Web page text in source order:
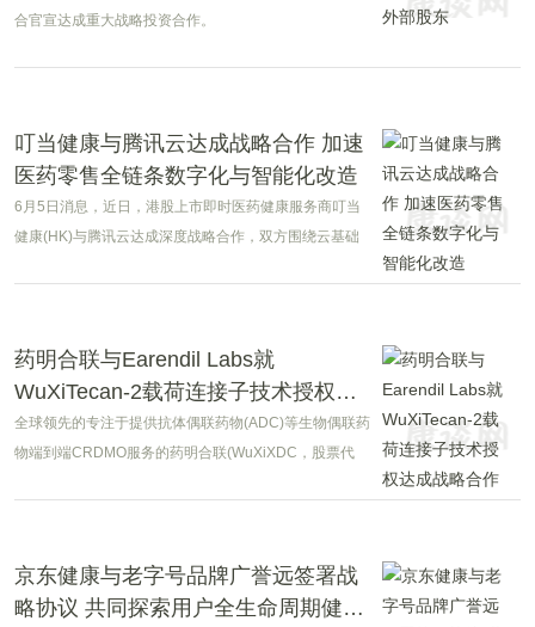
合官宣达成重大战略投资合作。
叮当健康与腾讯云达成战略合作 加速
医药零售全链条数字化与智能化改造
6月5日消息，近日，港股上市即时医药健康服务商叮当
健康(HK)与腾讯云达成深度战略合作，双方围绕云基础
造。
药明合联与Earendil Labs就
WuXiTecan-2载荷连接子技术授权达
成战略合作
全球领先的专注于提供抗体偶联药物(ADC)等生物偶联药
物端到端CRDMO服务的药明合联(WuXiXDC，股票代
京东健康与老字号品牌广誉远签署战
略协议 共同探索用户全生命周期健康